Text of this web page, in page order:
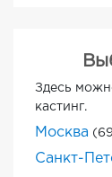
Здесь
кастинг.
Москва
Санкт-